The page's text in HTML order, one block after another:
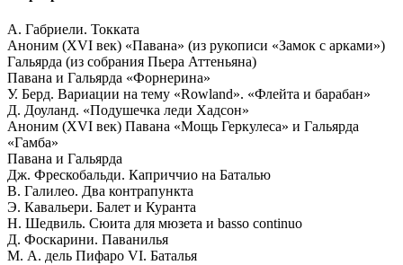
А. Габриели. Токката
Аноним (XVI век) «Павана» (из рукописи «Замок с арками»)
Гальярда (из собрания Пьера Аттеньяна)
Павана и Гальярда «Форнерина»
У. Берд. Вариации на тему «Rowland». «Флейта и барабан»
Д. Доуланд. «Подушечка леди Хадсон»
Аноним (XVI век) Павана «Мощь Геркулеса» и Гальярда
«Гамба»
Павана и Гальярда
Дж. Фрескобальди. Каприччио на Баталью
В. Галилео. Два контрапункта
Э. Кавальери. Балет и Куранта
Н. Шедвиль. Сюита для мюзета и basso continuo
Д. Фоскарини. Паванилья
М. А. дель Пифаро VI. Баталья